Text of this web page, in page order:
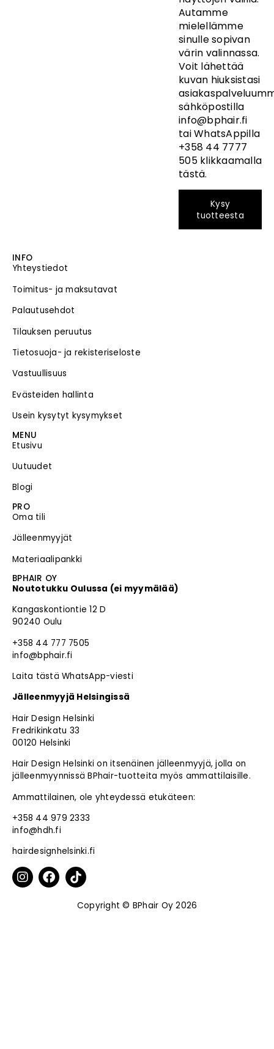
Autamme
mielellämme
sinulle sopivan
värin valinnassa.
Voit lähettää
kuvan hiuksistasi
sähköpostilla
info@bphair.fi
taiWhatsAppilla
+358 44 7777
505 klikkaamalla
tästä.
Kysy
tuotteesta
INFO
Yhteystiedot
Toimitus- ja maksutavat
Palautusehdot
Tilauksen peruutus
Tietosuoja- ja rekisteriseloste
Vastuullisuus
Evästeiden hallinta
Usein kysytyt kysymykset
MENU
Etusivu
Uutuudet
Blogi
PRO
Oma tili
Jälleenmyyjät
Materiaalipankki
BPHAIR OY
Noutotukku Oulussa (ei myymälää)
Kangaskontiontie 12 D
90240 Oulu
+358 44 777 7505
info@bphair.fi
Laita tästä WhatsApp-viesti
Jälleenmyyjä Helsingissä
Hair Design Helsinki
Fredrikinkatu 33
00120 Helsinki
Hair Design Helsinki on itsenäinen jälleenmyyjä, jolla on
jälleenmyynnissä BPhair-tuotteita myös ammattilaisille.
Ammattilainen, ole yhteydessä etukäteen:
+358 44 979 2333
info@hdh.fi
hairdesignhelsinki.fi
Copyright © BPhair Oy 2026